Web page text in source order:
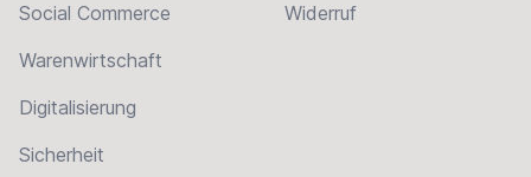
Social Commerce
Warenwirtschaft
Digitalisierung
Sicherheit
Widerruf